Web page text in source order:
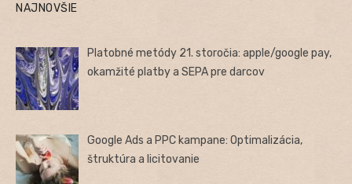
NAJNOVŠIE
Platobné metódy 21. storočia: apple/google pay,
okamžité platby a SEPA pre darcov
Google Ads a PPC kampane: Optimalizácia,
štruktúra a licitovanie